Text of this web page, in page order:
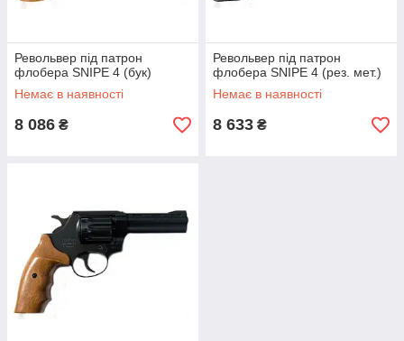
Револьвер під патрон
флобера SNIPE 4 (бук)
Немає в наявності
8 086 ₴
Револьвер під патрон
флобера SNIPE 4 (рез. мет.)
Немає в наявності
8 633 ₴